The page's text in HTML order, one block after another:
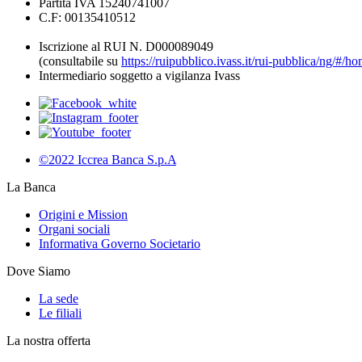
C.F: 00135410512
Iscrizione al RUI N. D000089049
(consultabile su https://ruipubblico.ivass.it/rui-pubblica/ng/#/
Intermediario soggetto a vigilanza Ivass
©2022 Iccrea Banca S.p.A
La Banca
Origini e Mission
Organi sociali
Informativa Governo Societario
Dove Siamo
La sede
Le filiali
La nostra offerta